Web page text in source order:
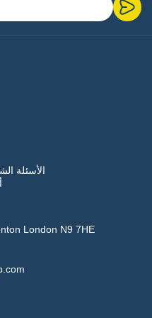
استكشاف المناظر الطبيعية
المشي عبر واحدة من أفضل
الأسئلة
London N9 7HE